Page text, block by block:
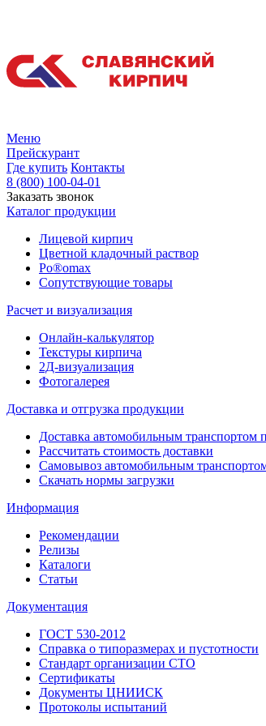
Меню
Прейскурант
Где купить Контакты
8 (800) 100-04-01
Заказать звонок
Каталог продукции
Лицевой кирпич
Цветной кладочный раствор
Po®omax
Сопутствующие товары
Расчет и визуализация
Онлайн-калькулятор
Текстуры кирпича
2Д-визуализация
Фотогалерея
Доставка и отгрузка продукции
Доставка автомобильным транспортом
Рассчитать стоимость доставки
Самовывоз автомобильным
Скачать нормы загрузки
Информация
Рекомендации
Релизы
Каталоги
Статьи
Документация
ГОСТ 530-2012
Справка о типоразмерах и пустотности
Стандарт организации СТО
Сертификаты
Документы ЦНИИСК
Протоколы испытаний